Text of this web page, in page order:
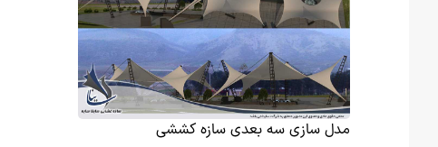
مدل سازی سه بعدی سازه کششی